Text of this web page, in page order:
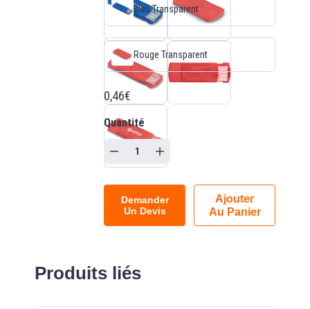
Bleu Transparent
Rouge Transparent
0,46€
Quantité
Demander
Un Devis
Ajouter
Au Panier
Produits liés